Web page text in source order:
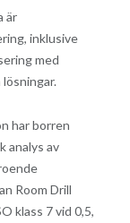
är
inklusive
med
har borren
analys av
Room Drill
klass 7 vid 0,5,